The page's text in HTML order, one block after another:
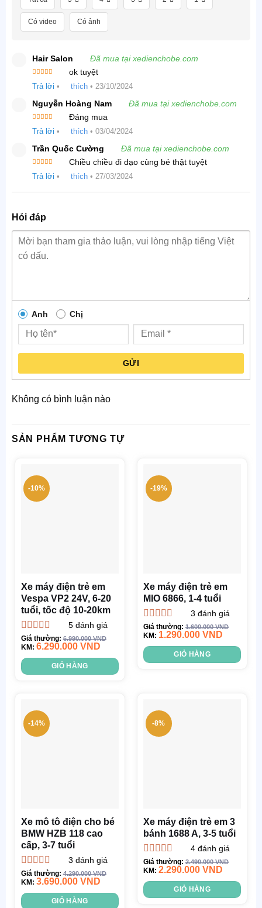
Có video Có ảnh
Hair Salon Đã mua tại xedienchobe.com
hạng 55
ok tuyệt
Trả lời • thích • 23/10/2024
Nguyễn Hoàng Nam Đã mua tại xedienchobe.com
xếp hạng
Đáng mua
Trả lời • thích • 03/04/2024
Trần Quốc Cường Đã mua tại xedienchobe.com
hạng 55
Chiều chiều đi dạo cùng bé thật tuyệt
Trả lời • thích • 27/03/2024
Hỏi đáp
Anh Chị
GỬI
Không có bình luận nào
SẢN PHẨM TƯƠNG TỰ
-10%
Xe máy điện trẻ em
Vespa VP2 24V, 6-20
tuổi, tốc độ 10-20km
Được xếp
hạng4.805
sao
5đánh giá
Giá thường:6.990.000VND
KM: 6.290.000 VND
GIỎ HÀNG
-19%
Xe máy điện trẻ em
MIO 6866, 1-4 tuổi
Được xếp
hạng4.675
sao
3 đánh giá
Giá thường:1.600.000VND
KM: 1.290.000 VND
GIỎ HÀNG
-14%
Xe mô tô điện cho bé
BMW HZB 118 cao
cấp, 3-7 tuổi
Được xếp
hạng5.005
sao
3 đánh giá
Giá thường:4.290.000VND
KM: 3.690.000 VND
GIỎ HÀNG
-8%
Xe máy điện trẻ em 3
bánh 1688 A, 3-5 tuổi
Được xếp
hạng5.005
sao
4đánh giá
Giá thường:2.490.000VND
KM: 2.290.000 VND
GIỎ HÀNG